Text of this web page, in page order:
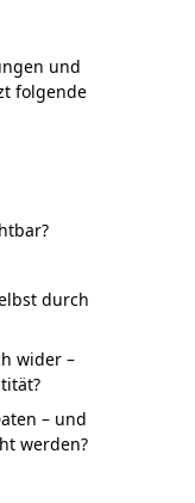
und
folgende
durch
wider –
– und
werden?